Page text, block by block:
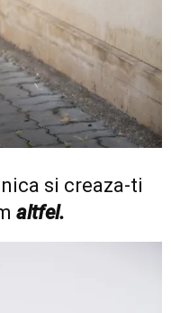
si creaza-ti
altfel.